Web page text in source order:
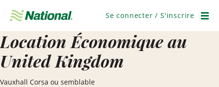
navigation
Se connecter / S'inscrire
Location Économique au
United Kingdom
Vauxhall Corsa ou semblable